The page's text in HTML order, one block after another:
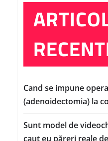
Cand se impune
(adenoidectomia) la
Sunt model de
caut eu păreri reale